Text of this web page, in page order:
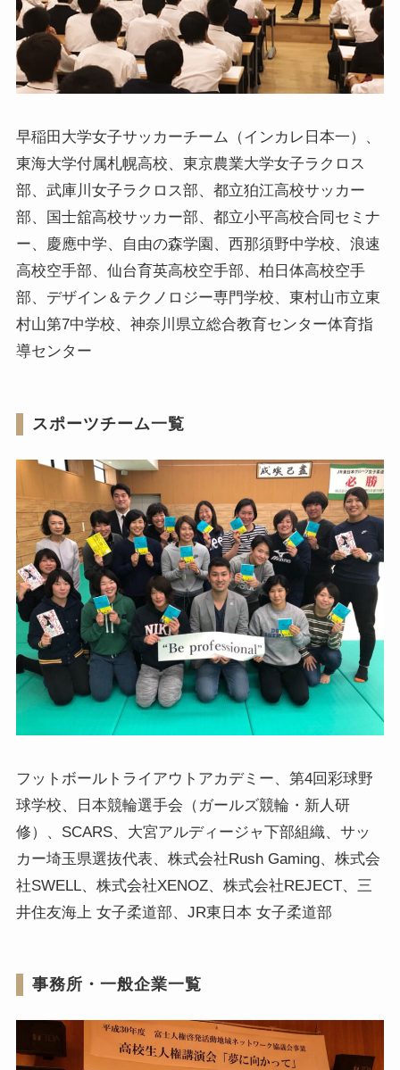
早稲田大学女子サッカーチーム（インカレ日本一）、
東海大学付属札幌高校、東京農業大学女子ラクロス
部、武庫川女子ラクロス部、都立狛江高校サッカー
部、国士舘高校サッカー部、都立小平高校合同セミナ
ー、慶應中学、自由の森学園、西那須野中学校、浪速
高校空手部、仙台育英高校空手部、柏日体高校空手
部、デザイン＆テクノロジー専門学校、東村山市立東
村山第7中学校、神奈川県立総合教育センター体育指
導センター
スポーツチーム一覧
フットボールトライアウトアカデミー、第4回彩球野
球学校、日本競輪選手会（ガールズ競輪・新人研
修）、SCARS、大宮アルディージャ下部組織、サッ
カー埼玉県選抜代表、株式会社Rush Gaming、株式会
社SWELL、株式会社XENOZ、株式会社REJECT、三
井住友海上 女子柔道部、JR東日本 女子柔道部
事務所・一般企業一覧